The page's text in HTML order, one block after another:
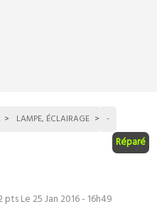
LAMPE, ÉCLAIRAGE -
Réparé
ptsLe 25 Jan 2016 - 16h49